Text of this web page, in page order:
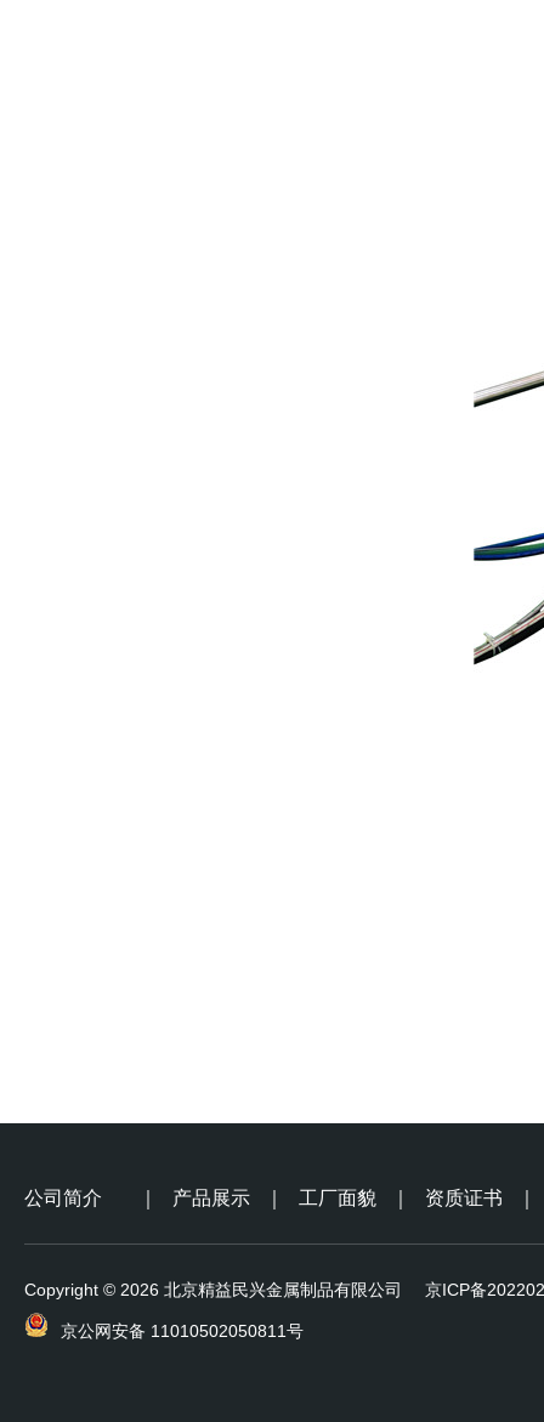
公司简介 产品展示 工厂面貌 资质证书
Copyright © 2026 北京精益民兴金属制品有限公司 京ICP备
京公网安备 11010502050811号